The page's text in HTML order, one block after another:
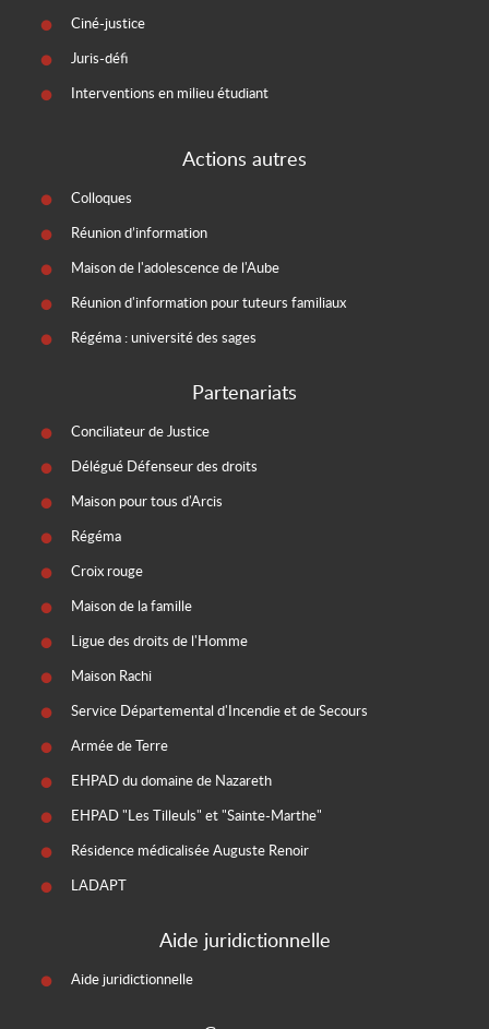
Ciné-justice
Juris-défi
Interventions en milieu étudiant
Actions autres
Colloques
Réunion d’information
Maison de l'adolescence de l'Aube
Réunion d'information pour tuteurs familiaux
Régéma : université des sages
Partenariats
Conciliateur de Justice
Délégué Défenseur des droits
Maison pour tous d'Arcis
Régéma
Croix rouge
Maison de la famille
Ligue des droits de l'Homme
Maison Rachi
Service Départemental d'Incendie et de Secours
Armée de Terre
EHPAD du domaine de Nazareth
EHPAD "Les Tilleuls" et "Sainte-Marthe"
Résidence médicalisée Auguste Renoir
LADAPT
Aide juridictionnelle
Aide juridictionnelle